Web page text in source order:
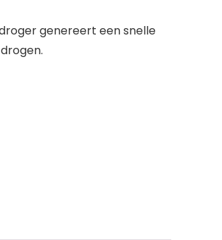
genereert een snelle